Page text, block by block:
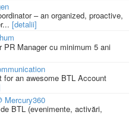
– an organized, proactive,
[detalii]
Manager cu minimum 5 ani
for an awesome BTL Account
Mercury360
BTL (evenimente, activări,